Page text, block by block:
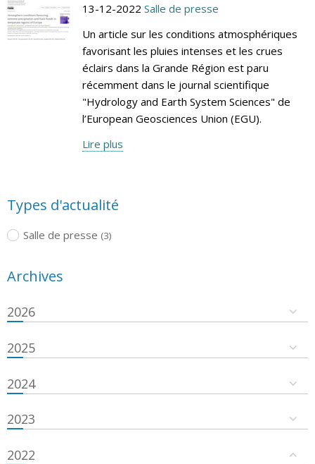
13-12-2022 Salle de presse
Un article sur les conditions atmosphériques
favorisant les pluies intenses et les crues
éclairs dans la Grande Région est paru
récemment dans le journal scientifique
"Hydrology and Earth System Sciences" de
l’European Geosciences Union (EGU).
Lire plus
Types d'actualité
Salle de presse (3)
Archives
2026
2025
2024
2023
2022